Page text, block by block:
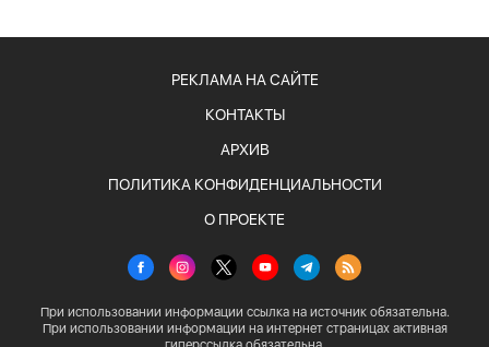
РЕКЛАМА НА САЙТЕ
КОНТАКТЫ
АРХИВ
ПОЛИТИКА КОНФИДЕНЦИАЛЬНОСТИ
О ПРОЕКТЕ
При использовании информации ссылка на источник обязательна.
При использовании информации на интернет страницах активная